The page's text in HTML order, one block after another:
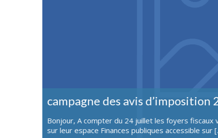
Journée des associations et
La journée des associations se tiendra le
s’inscrire auprès des associations présentes et